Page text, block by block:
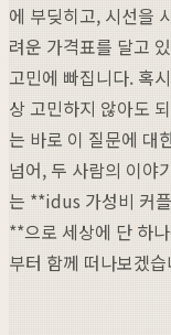
에 부딪히고, 시선을
려운 가격표를 달고
고민에 빠집니다. 혹
상 고민하지 않아도
는 바로 이 질문에 대
넘어, 두 사람의 이야
는 **idus 가성비 커
**으로 세상에 단 하
부터 함께 떠나보겠